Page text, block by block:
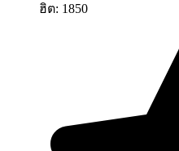
ฮิต: 1850